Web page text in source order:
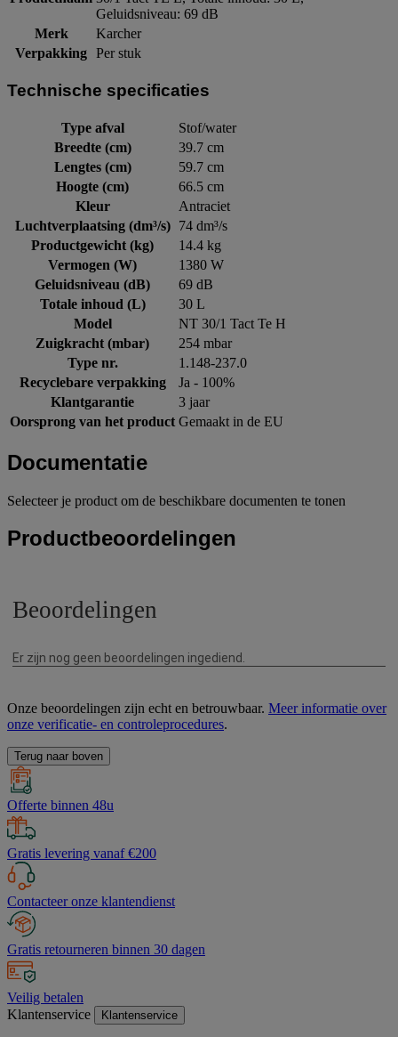
Geluidsniveau: 69 dB
Merk
Karcher
Verpakking Per stuk
Technische specificaties
Type afval
Stof/water
Breedte (cm)
39.7 cm
Lengtes (cm)
59.7 cm
Hoogte (cm)
66.5 cm
Kleur
Antraciet
Luchtverplaatsing (dm³/s)
74 dm³/s
Productgewicht (kg)
14.4 kg
Vermogen (W)
1380 W
Geluidsniveau (dB)
69 dB
Totale inhoud (L)
30 L
Model
NT 30/1 Tact Te H
Zuigkracht (mbar)
254 mbar
Type nr.
1.148-237.0
Recyclebare verpakking
Ja - 100%
Klantgarantie
3 jaar
Oorsprong van het product Gemaakt in de EU
Documentatie
Selecteer je product om de beschikbare documenten te tonen
Productbeoordelingen
Onze beoordelingen zijn echt en betrouwbaar. Meer informatie over
onze verificatie- en controleprocedures.
Terug naar boven
Offerte binnen 48u
Gratis levering vanaf €200
Contacteer onze klantendienst
Gratis retourneren binnen 30 dagen
Veilig betalen
Klantenservice
Klantenservice